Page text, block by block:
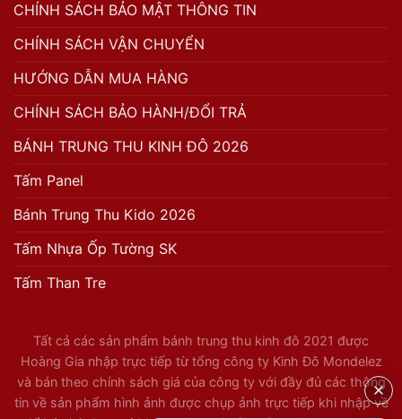
CHÍNH SÁCH BẢO MẬT THÔNG TIN
CHÍNH SÁCH VẬN CHUYỂN
HƯỚNG DẪN MUA HÀNG
CHÍNH SÁCH BẢO HÀNH/ĐỔI TRẢ
BÁNH TRUNG THU KINH ĐÔ 2026
Tấm Panel
Bánh Trung Thu Kido 2026
Tấm Nhựa Ốp Tường SK
Tấm Than Tre
Tất cả các sản phẩm bánh trung thu kinh đô 2021 được
Hoàng Gia nhập trực tiếp từ tổng công ty Kinh Đô Mondelez
và bán theo chính sách giá của công ty với đầy đủ các thông
tin về sản phẩm hình ảnh được chụp ảnh trực tiếp khi nhập về